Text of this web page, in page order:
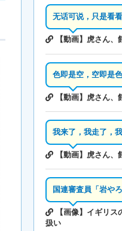
无话可说，只是看看
【動画】虎さん、
色即是空，空即是色
【動画】虎さん、
我来了，我走了，
【動画】虎さん、
国連審査員「岩や
【画像】イギリス
扱い